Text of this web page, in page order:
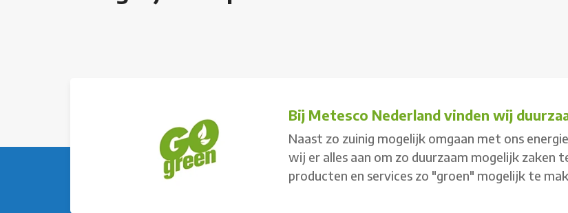
Bij Metesco Nederland vinden wij
Naast zo zuinig mogelijk omgaan met ons
wij er alles aan om zo duurzaam mogelijk zaken
producten en services zo "groen" mogelijk te